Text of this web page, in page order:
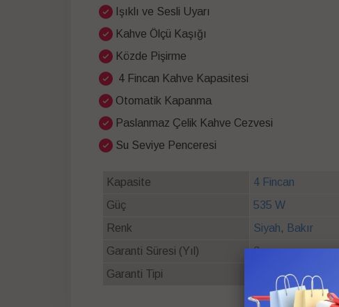
Işıklı ve Sesli Uyarı
Kahve Ölçü Kaşığı
Közde Pişirme
4 Fincan Kahve Kapasitesi
Otomatik Kapanma
Paslanmaz Çelik Kahve Cezvesi
Su Seviye Penceresi
Kapasite
4 Fincan
Güç
535 W
Renk
Siyah, Bakır
Garanti Süresi (Yıl)
3
Garanti Tipi
Resmi Stilevs